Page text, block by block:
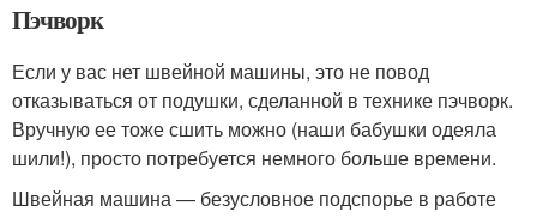
Пэчворк
Если у вас нет швейной машины, это не повод
отказываться от подушки, сделанной в технике пэчворк.
Вручную ее тоже сшить можно (наши бабушки одеяла
шили!), просто потребуется немного больше времени.
Швейная машина — безусловное подспорье в работе